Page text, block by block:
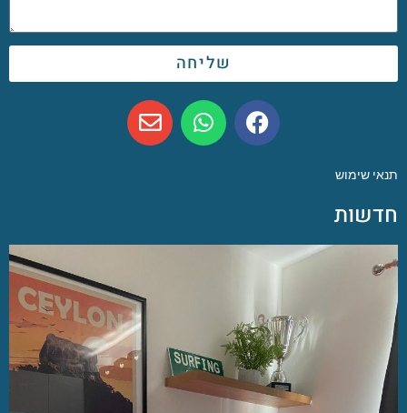
שליחה
תנאי שימוש
חדשות